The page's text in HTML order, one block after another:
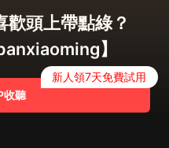
頭上帶點綠？
】
收聽
新人領7天免費試用